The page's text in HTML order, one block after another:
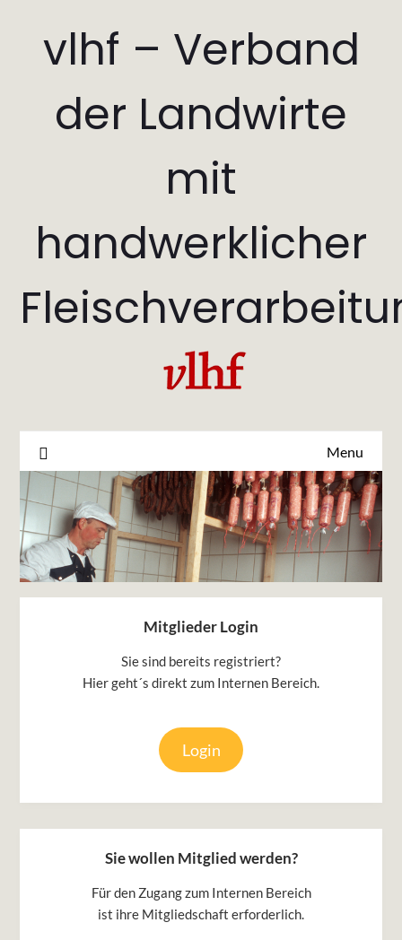
vlhf – Verband
der Landwirte
mit
handwerklicher
Menu
Mitglieder Login
Sie sind bereits registriert?
Hier geht´s direkt zum Internen Bereich.
Login
Sie wollen Mitglied werden?
Für den Zugang zum Internen Bereich
ist ihre Mitgliedschaft erforderlich.